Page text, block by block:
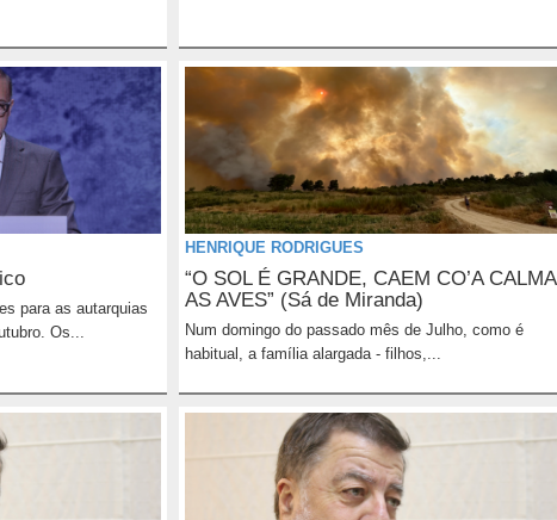
para as autarquias
Os...
HENRIQUE RODRIGUES
“O SOL É GRANDE, CAEM CO’A CALMA
AS AVES” (Sá de Miranda)
Num domingo do passado mês de Julho, como é
habitual, a família alargada - filhos,...